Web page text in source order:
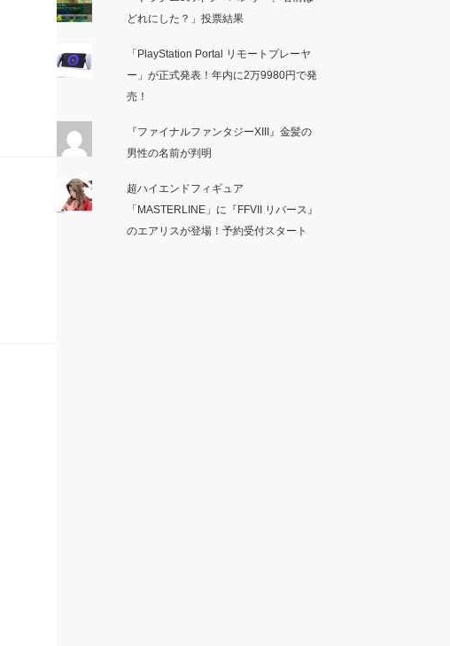
どれにした？」投票結果
「PlayStation Portal リモートプレーヤ
ー」が正式発表！年内に2万9980円で発
売！
『ファイナルファンタジーXIII』金髪の
男性の名前が判明
超ハイエンドフィギュア
「MASTERLINE」に『FFVII リバース』
のエアリスが登場！予約受付スタート